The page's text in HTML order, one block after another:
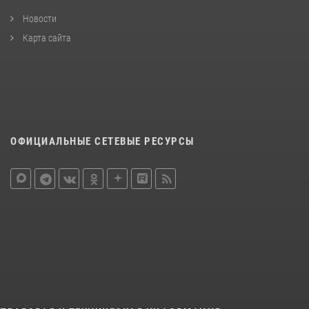
Новости
Карта сайта
ОФИЦИАЛЬНЫЕ СЕТЕВЫЕ РЕСУРСЫ